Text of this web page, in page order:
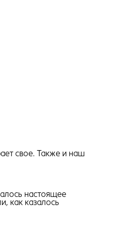
свое. Также и наш
настоящее
как казалось